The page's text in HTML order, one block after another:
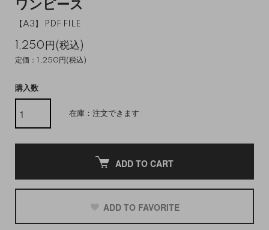
ワンピース
【A3】 PDF FILE
1,250円(税込)
定価：1,250円(税込)
購入数
在庫：注文できます
ADD TO CART
ADD TO FAVORITE